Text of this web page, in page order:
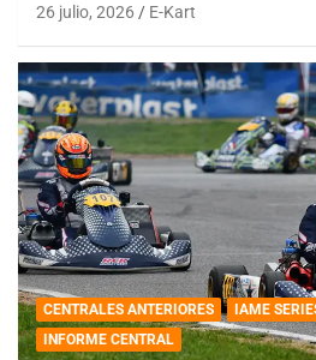
26 julio, 2026 E-Kart
CENTRALES ANTERIORES
IAME
INFORME CENTRAL